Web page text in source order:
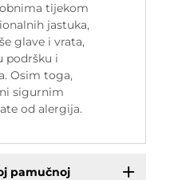
tijekom
jastuka,
glave i vrata,
podršku i
Osim toga,
sigurnim
od alergija.
pamučnoj